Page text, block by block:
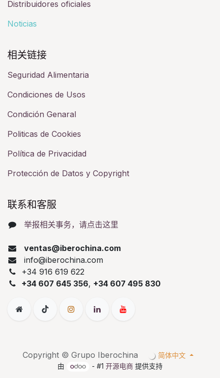
Distribuidores oficiales
Noticias
相关链接​
Seguridad Alimentaria
Condiciones de Usos
Condición Genaral
Politicas de Cookies
Política de Privacidad
Protección de Datos y Copyright
联系和客服​
举报相关事务，请点击这里
ventas@iberochina.com
info@iberochina.com
+34 916 619 622
+34 607 645 356, +34 607 495 830
Copyright © Grupo Iberochina
简体中文
由
- #1开源电商 提供支持